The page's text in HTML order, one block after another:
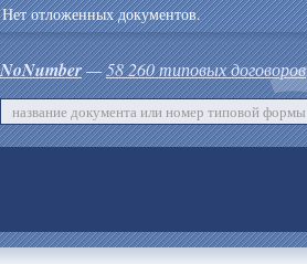
Нет отложенных документов.
NoNumber—58 260 типовых договоров